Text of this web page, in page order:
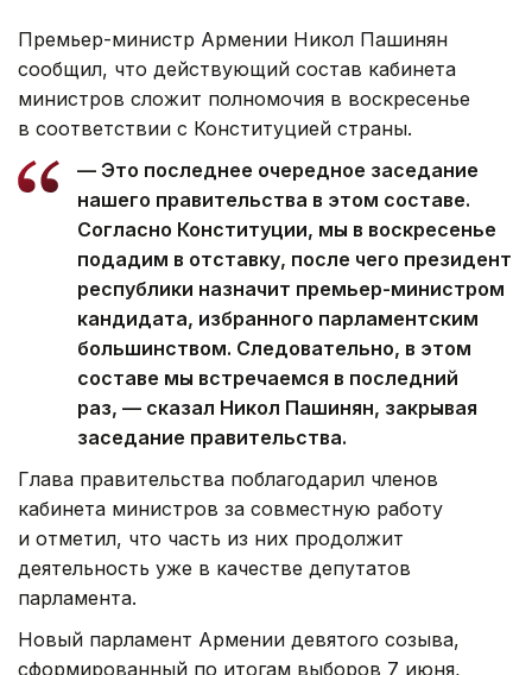
Премьер-министр Армении Никол Пашинян
сообщил, что действующий состав кабинета
министров сложит полномочия в воскресенье
в соответствии с Конституцией страны.
— Это последнее очередное заседание
нашего правительства в этом составе.
Согласно Конституции, мы в воскресенье
подадим в отставку, после чего президент
республики назначит премьер-министром
кандидата, избранного парламентским
большинством. Следовательно, в этом
составе мы встречаемся в последний
раз, — сказал Никол Пашинян, закрывая
заседание правительства.
Глава правительства поблагодарил членов
кабинета министров за совместную работу
и отметил, что часть из них продолжит
деятельность уже в качестве депутатов
парламента.
Новый парламент Армении девятого созыва,
сформированный по итогам выборов 7 июня,